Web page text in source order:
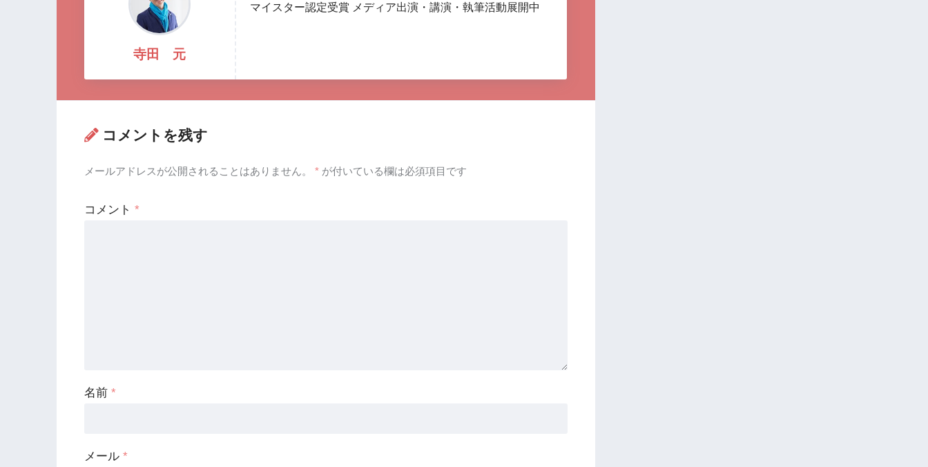
寺田 元
マイスター認定受賞 メディア出演・講演・執筆活動展開中
コメントを残す
メールアドレスが公開されることはありません。 * が付いている欄は必須項目です
コメント *
名前 *
メール *